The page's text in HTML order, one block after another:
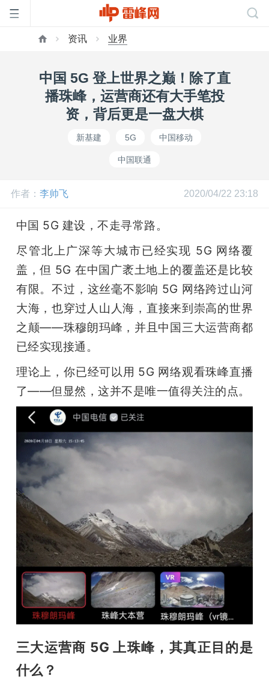
页
网
开
课
活
动
心
GAIR
专
题
爱
机
资讯 业界
中国 5G 登上世界之巅！除了直
播珠峰，运营商还有大手笔投
资，背后更是一盘大棋
新基建 5G 中国移动
中国联通
作者： 李帅飞 2020/04/22 23:18
中国 5G 建设，不走寻常路。
尽管北上广深等大城市已经实现 5G 网络覆
盖，但 5G 在中国广袤土地上的覆盖还是比较
有限。不过，这丝毫不影响 5G 网络跨过山河
大海，也穿过人山人海，直接来到崇高的世界
之颠——珠穆朗玛峰，并且中国三大运营商都
已经实现接通。
理论上，你已经可以用 5G 网络观看珠峰直播
了——但显然，这并不是唯一值得关注的点。
三大运营商 5G 上珠峰，其真正目的是
什么？